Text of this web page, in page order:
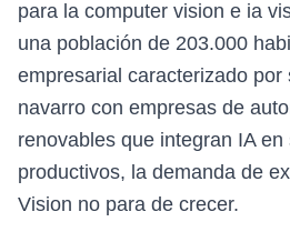
para la computer vision e ia
una población de 203.000
empresarial caracterizado por
navarro con empresas de
renovables que integran IA
productivos, la demanda de
Vision no para de crecer.